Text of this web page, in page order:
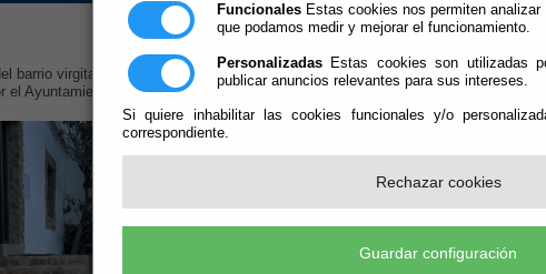
Funcionales Estas cookies nos permiten
que podamos medir y mejorar el funcionamiento.
Personalizadas Estas cookies son utilizadas
publicar anuncios relevantes para sus intereses.
Si quiere inhabilitar las cookies funcionales y/o
correspondiente.
Rechazar cookies
Guardar configuración
barrio virgitano de Río Chico ya disfrutan de sus calles recién remodeladas tras
el Ayuntamiento de Berja a través de los Planes Provinciales de la Diputación de
Con esta
mejorando la
abastecimiento de